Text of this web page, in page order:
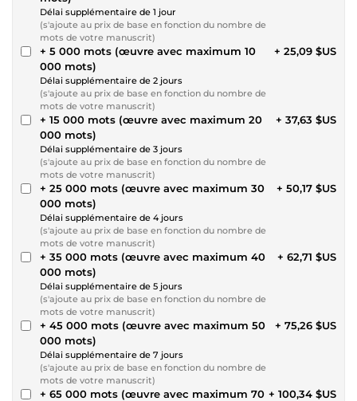
Délai supplémentaire de 1 jour
(s'ajoute au prix de base en fonction du nombre de
mots de votre manuscrit)
+ 5 000 mots (œuvre avec maximum 10
000 mots)
Délai supplémentaire de 2 jours
(s'ajoute au prix de base en fonction du nombre de
mots de votre manuscrit)
+ 25,09 $US
+ 15 000 mots (œuvre avec maximum 20
000 mots)
Délai supplémentaire de 3 jours
(s'ajoute au prix de base en fonction du nombre de
mots de votre manuscrit)
+ 37,63 $US
+ 25 000 mots (œuvre avec maximum 30
000 mots)
Délai supplémentaire de 4 jours
(s'ajoute au prix de base en fonction du nombre de
mots de votre manuscrit)
+ 50,17 $US
+ 35 000 mots (œuvre avec maximum 40
000 mots)
Délai supplémentaire de 5 jours
(s'ajoute au prix de base en fonction du nombre de
mots de votre manuscrit)
+ 62,71 $US
+ 45 000 mots (œuvre avec maximum 50
000 mots)
Délai supplémentaire de 7 jours
(s'ajoute au prix de base en fonction du nombre de
mots de votre manuscrit)
+ 75,26 $US
+ 65 000 mots (œuvre avec maximum 70 + 100,34 $US